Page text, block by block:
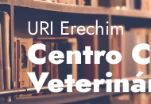
URI Erechim
Centro